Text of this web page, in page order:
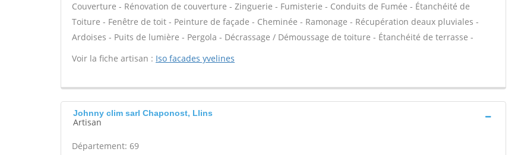
Couverture - Rénovation de couverture - Zinguerie - Fumisterie - Conduits de Fumée - Étanchéité de
Toiture - Fenêtre de toit - Peinture de façade - Cheminée - Ramonage - Récupération deaux pluviales -
Ardoises - Puits de lumière - Pergola - Décrassage / Démoussage de toiture - Étanchéité de terrasse -
Voir la fiche artisan : Iso facades yvelines
Johnny clim sarl Chaponost, Llins
Artisan
Département: 69